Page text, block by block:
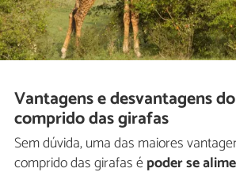
Vantagens e desvantagens
comprido das girafas
Sem dúvida, uma das maiores
comprido das girafas époder se